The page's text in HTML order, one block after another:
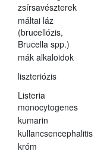
zsírsavészterek
máltai láz
(brucellózis,
Brucella spp.)
mák alkaloidok
liszteriózis
Listeria
monocytogenes
kumarin
kullancsencephalitis
króm